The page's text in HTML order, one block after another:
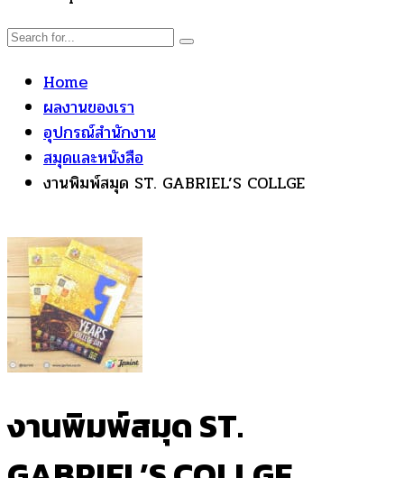
Home
ผลงานของเรา
อุปกรณ์สำนักงาน
สมุดและหนังสือ
งานพิมพ์สมุด ST. GABRIEL’S COLLGE
งานพิมพ์สมุด ST.